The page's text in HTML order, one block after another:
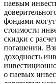
паевым
фондами
стоимости
скидки с
погашении.
доходность
о паевых